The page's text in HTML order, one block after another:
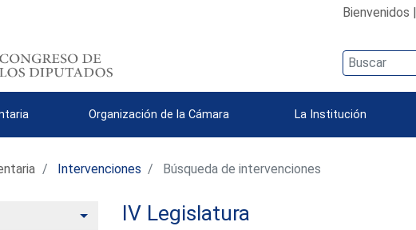
Bienvenidos |
Organización de la Cámara La Institución
Intervenciones Búsqueda de intervenciones
AlternarIV Legislatura